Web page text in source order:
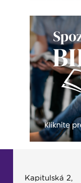
Kapitulská 2,